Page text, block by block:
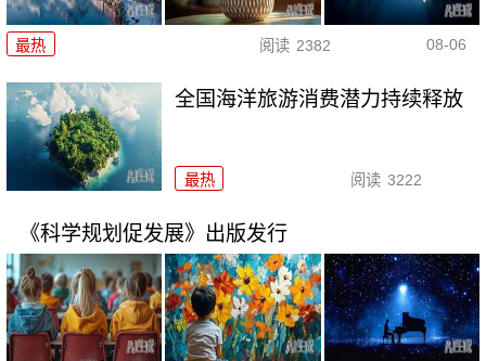
最热 阅读 2382 08-06
全国海洋旅游消费潜力持续释放
最热 阅读 3222
《科学规划促发展》出版发行